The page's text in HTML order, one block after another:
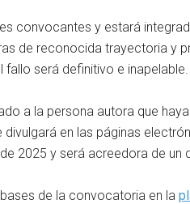
convocantes y estará
de reconocida trayectoria y
fallo será definitivo e inapelable.
a la persona autora que
en las páginas
2025 y será acreedora de un
de la convocatoria en la